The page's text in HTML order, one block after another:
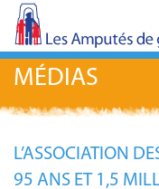
MÉDIAS
L’ASSOCIATION
95 ANS ET 1,5